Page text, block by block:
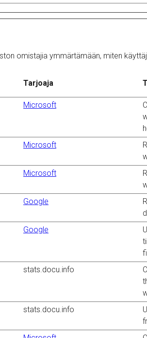
omistajia ymmärtämään, miten
Tarjoaja
Microsoft
Microsoft
Microsoft
Google
Google
stats.docu.info
stats.docu.info